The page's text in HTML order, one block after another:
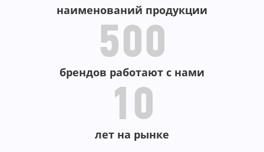
-
наименований продукции
500
брендов работают с нами
10
лет на рынке